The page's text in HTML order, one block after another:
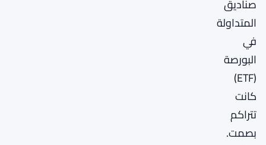
صناديق
المتداولة
في
البورصة
(ETF)
كانت
تتراكم
بصمت.